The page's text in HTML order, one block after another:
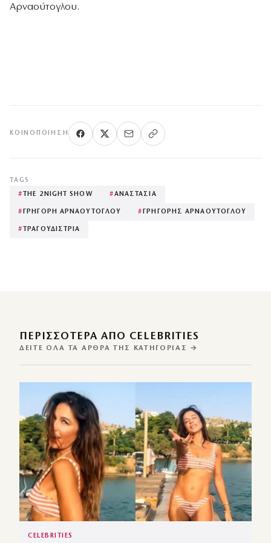
Αρναούτογλου.
ΚΟΙΝΟΠΟΊΗΣΗ
TAGS
# THE 2NIGHT SHOW #ΑΝΑΣΤΑΣΙΑ
# ΓΡΗΓΟΡΗ ΑΡΝΑΟΥΤΟΓΛΟΥ # ΓΡΗΓΟΡΗΣ ΑΡΝΑΟΥΤΟΓΛΟΥ
# ΤΡΑΓΟΥΔΙΣΤΡΙΑ
ΠΕΡΙΣΣΌΤΕΡΑ ΑΠΌ CELEBRITIES
ΔΕΊΤΕ ΌΛΑ ΤΑ ΆΡΘΡΑ ΤΗΣ ΚΑΤΗΓΟΡΊΑΣ →
CELEBRITIES